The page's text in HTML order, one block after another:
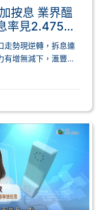
按息 業界醞
走勢現逆轉，拆息連
有增無減下，滙豐本